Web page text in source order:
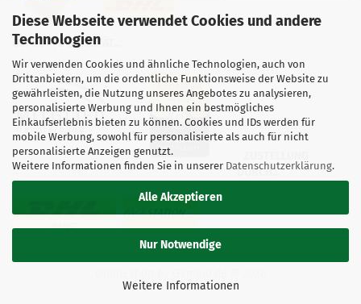
Diese Webseite verwendet Cookies und andere
Technologien
Wir verwenden Cookies und ähnliche Technologien, auch von
Drittanbietern, um die ordentliche Funktionsweise der Website zu
gewährleisten, die Nutzung unseres Angebotes zu analysieren,
personalisierte Werbung und Ihnen ein bestmögliches
Einkaufserlebnis bieten zu können. Cookies und IDs werden für
mobile Werbung, sowohl für personalisierte als auch für nicht
personalisierte Anzeigen genutzt.
Weitere Informationen finden Sie in unserer Datenschutzerklärung.
Alle Akzeptieren
Nur Notwendige
Weitere Informationen
GEPRÜFTE QUALITÄT...
DURCH...